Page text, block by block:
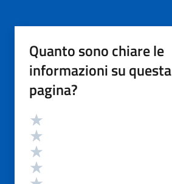
Quanto sono chiare le
informazioni su questa
pagina?
Valutazione